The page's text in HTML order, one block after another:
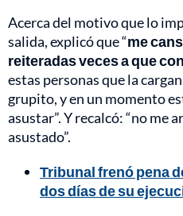
Acerca del motivo que lo
salida, explicó que “me
reiteradas veces a que
estas personas que la
grupito, y en un momento
asustar”. Y recalcó: “no me
asustado”.
Tribunal frenó pena
dos días de su